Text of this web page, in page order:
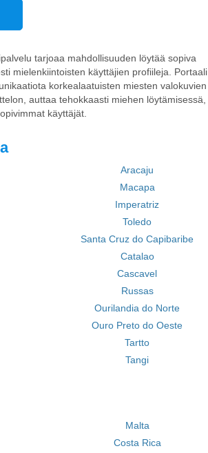
tarjoaa mahdollisuuden löytää sopiva
mielenkiintoisten käyttäjien profiileja. Portaali
korkealaatuisten miesten valokuvien
auttaa tehokkaasti miehen löytämisessä,
käyttäjät.
Aracaju
Macapa
Imperatriz
Toledo
Santa Cruz do Capibaribe
Catalao
Cascavel
Russas
Ourilandia do Norte
Ouro Preto do Oeste
Tartto
Tangi
Malta
Costa Rica